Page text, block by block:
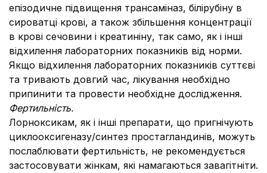
епізодичне підвищення трансаміназ, білірубіну в
сироватці крові, а також збільшення концентрації
в крові сечовини і креатиніну, так само, як і інші
відхилення лабораторних показників від норми.
Якщо відхилення лабораторних показників суттєві
та тривають довгий час, лікування необхідно
припинити та провести необхідне дослідження.
Фертильність.
Лорноксикам, як і інші препарати, що пригнічують
циклооксигеназу/синтез простагландинів, можуть
послаблювати фертильність, не рекомендується
застосовувати жінкам, які намагаються завагітніти.